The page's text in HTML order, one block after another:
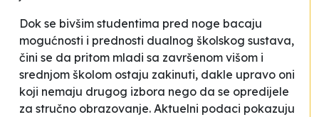
Dok se bivšim studentima pred noge bacaju
mogućnosti i prednosti dualnog školskog sustava,
čini se da pritom mladi sa završenom višom i
srednjom školom ostaju zakinuti, dakle upravo oni
koji nemaju drugog izbora nego da se opredijele
za stručno obrazovanje. Aktuelni podaci pokazuju